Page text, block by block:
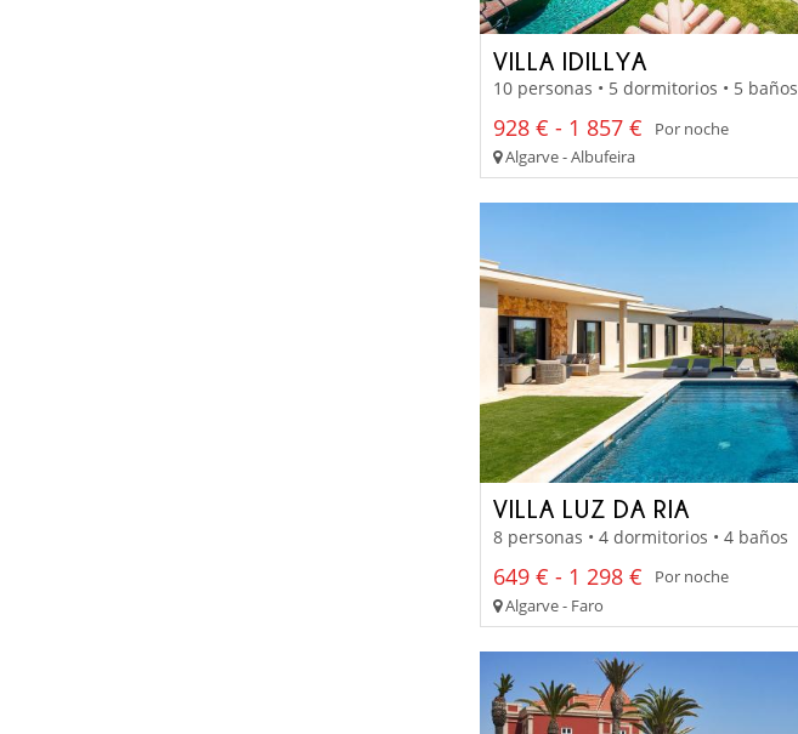
VILLA IDILLYA
10 personas • 5 dormitorios • 5 baños
928 € - 1 857 €
Por noche
Algarve - Albufeira
VILLA LUZ DA RIA
8 personas • 4 dormitorios • 4 baños
649 € - 1 298 €
Por noche
Algarve - Faro